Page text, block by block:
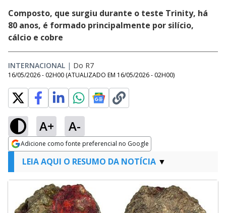
Composto, que surgiu durante o teste Trinity, há
80 anos, é formado principalmente por silício,
cálcio e cobre
INTERNACIONAL | Do R7
16/05/2026 - 02H00 (ATUALIZADO EM 16/05/2026 - 02H00)
A+ A-
Adicione como fonte preferencial no Google
Opens in new window
LEIA AQUI O RESUMO DA NOTÍCIA